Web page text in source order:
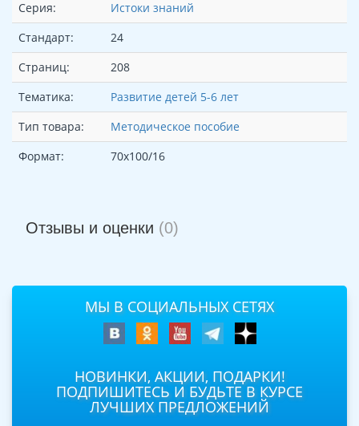
Серия:
Истоки знаний
Стандарт:
24
Страниц:
208
Тематика:
Развитие детей 5-6 лет
Тип товара:
Методическое пособие
Формат:
70x100/16
Отзывы и оценки (0)
МЫ В СОЦИАЛЬНЫХ СЕТЯХ
НОВИНКИ, АКЦИИ, ПОДАРКИ!
ПОДПИШИТЕСЬ И БУДЬТЕ В КУРСЕ
ЛУЧШИХ ПРЕДЛОЖЕНИЙ